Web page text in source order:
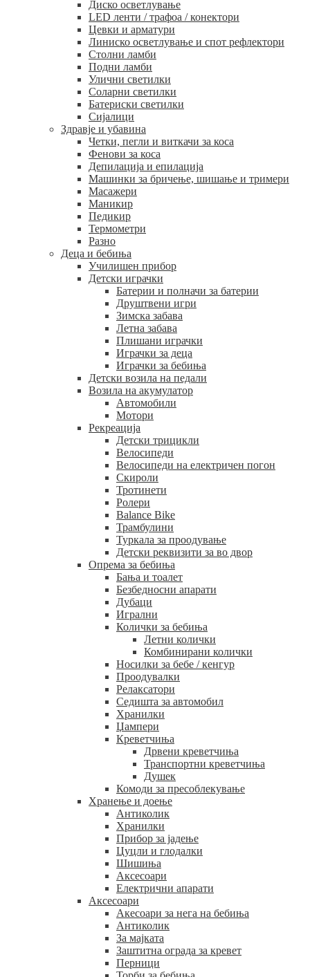
Диско осветлување
LED ленти / трафоа / конектори
Цевки и арматури
Линиско осветлување и спот рефлектори
Столни ламби
Подни ламби
Улични светилки
Соларни светилки
Батериски светилки
Сијалици
Здравје и убавина
Четки, пегли и виткачи за коса
Фенови за коса
Депилација и епилација
Машинки за бричење, шишање и тримери
Масажери
Маникир
Педикир
Термометри
Разно
Деца и бебиња
Училишен прибор
Детски играчки
Батерии и полначи за батерии
Друштвени игри
Зимска забава
Летна забава
Плишани играчки
Играчки за деца
Играчки за бебиња
Детски возила на педали
Возила на акумулатор
Автомобили
Мотори
Рекреација
Детски трицикли
Велосипеди
Велосипеди на електричен погон
Скироли
Тротинети
Ролери
Balance Bike
Трамбулини
Туркала за проодување
Детски реквизити за во двор
Опрема за бебиња
Бања и тоалет
Безбедносни апарати
Дубаци
Игрални
Колички за бебиња
Летни колички
Комбинирани колички
Носилки за бебе / кенгур
Проодувалки
Релаксатори
Седишта за автомобил
Хранилки
Џампери
Креветчиња
Дрвени креветчиња
Транспортни креветчиња
Душек
Комоди за пресоблекување
Хранење и доење
Антиколик
Хранилки
Прибор за јадење
Цуцли и глодалки
Шишиња
Аксесоари
Електрични апарати
Аксесоари
Акесоари за нега на бебиња
Антиколик
За мајката
Заштитна ограда за кревет
Перници